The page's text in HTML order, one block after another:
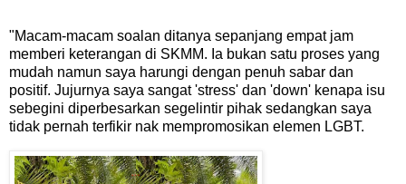
"Macam-macam soalan ditanya sepanjang empat jam
memberi keterangan di SKMM. Ia bukan satu proses yang
mudah namun saya harungi dengan penuh sabar dan
positif. Jujurnya saya sangat 'stress' dan 'down' kenapa isu
sebegini diperbesarkan segelintir pihak sedangkan saya
tidak pernah terfikir nak mempromosikan elemen LGBT.